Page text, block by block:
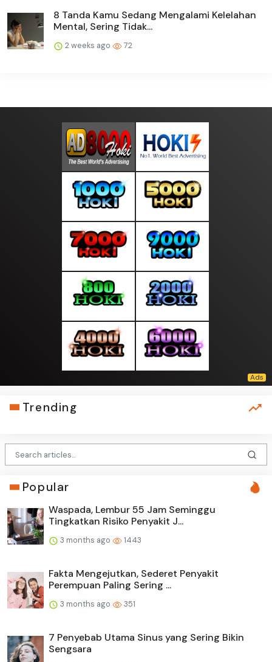
8 Tanda Kamu Sedang Mengalami Kelelahan
Mental, Sering Tidak...
2 weeks ago 72
Trending
Popular
Waspada, Lembur 55 Jam Seminggu
Tingkatkan Risiko Penyakit J...
3 months ago 1443
Fakta Mengejutkan, Sederet Penyakit
Perempuan Paling Sering ...
3 months ago 351
7 Penyebab Utama Sinus yang Sering Bikin
Sengsara